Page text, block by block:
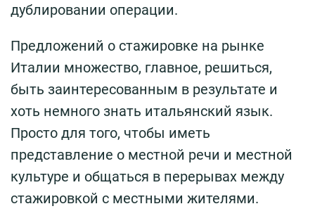
дублировании операции.
Предложений о стажировке на рынке
Италии множество, главное, решиться,
быть заинтересованным в результате и
хоть немного знать итальянский язык.
Просто для того, чтобы иметь
представление о местной речи и местной
культуре и общаться в перерывах между
стажировкой с местными жителями.